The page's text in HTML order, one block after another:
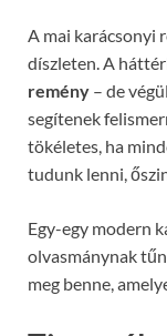
A mai karácsonyi
díszleten. A
remény – de
segítenek
tökéletes, ha
tudunk lenni,
Egy-egy modern
olvasmánynak
meg benne,